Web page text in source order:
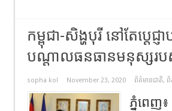
កម្ពុជា-សិង្ហបុរី នៅតែបេ្តជ្
បណ្តាលធនធានមនុស្សរបស់
sopha kol November 23, 2020 ព័ត៌មានជាតិ, ព័
ភ្នំពេញ៖